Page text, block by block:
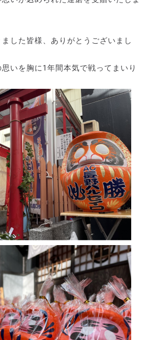
した皆様、ありがとうございまし
いを胸に1年間本気で戦ってまいり